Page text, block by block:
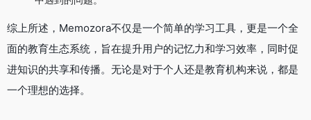
综上所述，Memozora不仅是一个简单的学习工具，更是一个全
面的教育生态系统，旨在提升用户的记忆力和学习效率，同时促
进知识的共享和传播。无论是对于个人还是教育机构来说，都是
一个理想的选择。